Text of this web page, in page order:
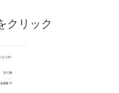
クリック